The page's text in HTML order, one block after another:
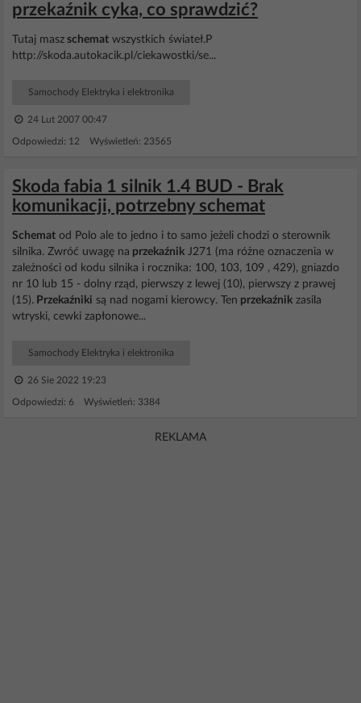
przekaźnik cyka, co sprawdzić?
Tutaj masz schemat wszystkich świateł.P
http://skoda.autokacik.pl/ciekawostki/se...
Samochody Elektryka i elektronika
24 Lut 2007 00:47
Odpowiedzi: 12 Wyświetleń: 23565
Skoda fabia 1 silnik 1.4 BUD - Brak
komunikacji, potrzebny schemat
Schemat od Polo ale to jedno i to samo jeżeli chodzi o sterownik
silnika. Zwróć uwagę na przekaźnik J271 (ma różne oznaczenia w
zależności od kodu silnika i rocznika: 100, 103, 109 , 429), gniazdo
nr 10 lub 15 - dolny rząd, pierwszy z lewej (10), pierwszy z prawej
(15). Przekaźniki są nad nogami kierowcy. Ten przekaźnik zasila
wtryski, cewki zapłonowe...
Samochody Elektryka i elektronika
26 Sie 2022 19:23
Odpowiedzi: 6 Wyświetleń: 3384
REKLAMA